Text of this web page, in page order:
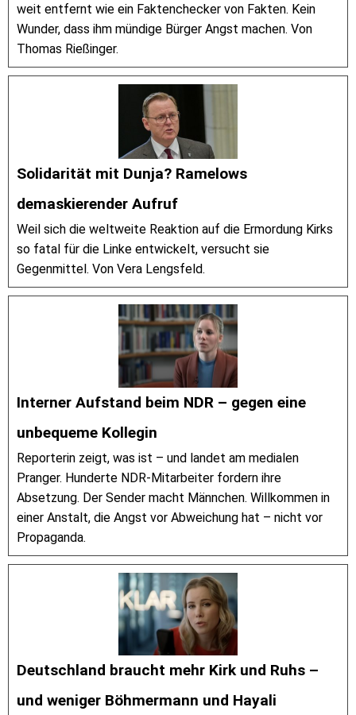
weit entfernt wie ein Faktenchecker von Fakten. Kein
Wunder, dass ihm mündige Bürger Angst machen. Von
Thomas Rießinger.
Solidarität mit Dunja? Ramelows
demaskierender Aufruf
Weil sich die weltweite Reaktion auf die Ermordung Kirks
so fatal für die Linke entwickelt, versucht sie
Gegenmittel. Von Vera Lengsfeld.
Interner Aufstand beim NDR – gegen eine
unbequeme Kollegin
Reporterin zeigt, was ist – und landet am medialen
Pranger. Hunderte NDR-Mitarbeiter fordern ihre
Absetzung. Der Sender macht Männchen. Willkommen in
einer Anstalt, die Angst vor Abweichung hat – nicht vor
Propaganda.
Deutschland braucht mehr Kirk und Ruhs –
und weniger Böhmermann und Hayali